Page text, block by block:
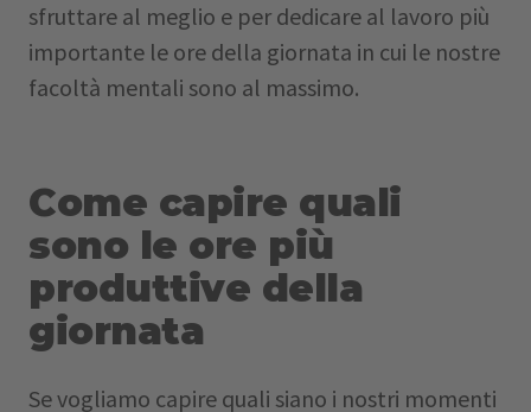
sfruttare al meglio e per dedicare al lavoro più
importante le ore della giornata in cui le nostre
facoltà mentali sono al massimo.
Come capire quali
sono le ore più
produttive della
giornata
Se vogliamo capire quali siano i nostri momenti